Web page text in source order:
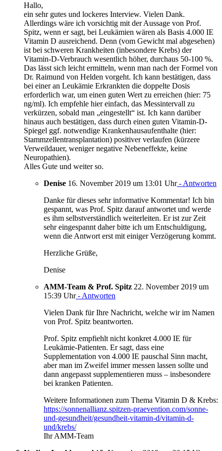
Hallo,
ein sehr gutes und lockeres Interview. Vielen Dank.
Allerdings wäre ich vorsichtig mit der Aussage von Prof.
Spitz, wenn er sagt, bei Leukämien wären als Basis 4.000 IE
Vitamin D ausreichend. Denn (vom Gewicht mal abgesehen)
ist bei schweren Krankheiten (inbesondere Krebs) der
Vitamin-D-Verbrauch wesentlich höher, durchaus 50-100 %.
Das lässt sich leicht ermitteln, wenn man nach der Formel von
Dr. Raimund von Helden vorgeht. Ich kann bestätigen, dass
bei einer an Leukämie Erkrankten die doppelte Dosis
erforderlich war, um einen guten Wert zu erreichen (hier: 75
ng/ml). Ich empfehle hier einfach, das Messintervall zu
verkürzen, sobald man „eingestellt“ ist. Ich kann darüber
hinaus auch bestätigen, dass durch einen guten Vitamin-D-
Spiegel ggf. notwendige Krankenhausaufenthalte (hier:
Stammzellentransplantation) positiver verlaufen (kürzere
Verweildauer, weniger negative Nebeneffekte, keine
Neuropathien).
Alles Gute und weiter so.
Denise 16. November 2019 um 13:01 Uhr- Antworten
Danke für dieses sehr informative Kommentar! Ich bin
gespannt, was Prof. Spitz darauf antwortet und werde
es ihm selbstverständlich weiterleiten. Er ist zur Zeit
sehr eingespannt daher bitte ich um Entschuldigung,
wenn die Antwort erst mit einiger Verzögerung kommt.
Herzliche Grüße,
Denise
AMM-Team & Prof. Spitz 22. November 2019 um
15:39 Uhr- Antworten
Vielen Dank für Ihre Nachricht, welche wir im Namen
von Prof. Spitz beantworten.
Prof. Spitz empfiehlt nicht konkret 4.000 IE für
Leukämie-Patienten. Er sagt, dass eine
Supplementation von 4.000 IE pauschal Sinn macht,
aber man im Zweifel immer messen lassen sollte und
dann angepasst supplementieren muss – insbesondere
bei kranken Patienten.
Weitere Informationen zum Thema Vitamin D & Krebs:
https://sonnenallianz.spitzen-praevention.com/sonne-
und-gesundheit/gesundheit-vitamin-d/vitamin-d-
und/krebs/
Ihr AMM-Team